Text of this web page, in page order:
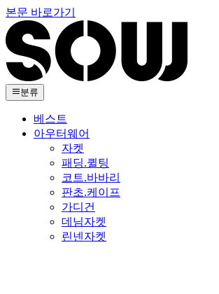
본문 바로가기
분류
베스트
아우터웨어
자켓
패딩.퀼팅
코트.바바리
판초.케이프
가디건
데님자켓
린넨자켓